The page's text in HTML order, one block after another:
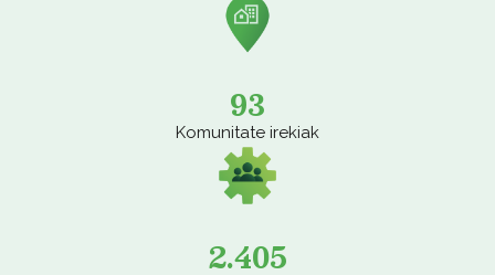
93
Komunitate irekiak
2.405